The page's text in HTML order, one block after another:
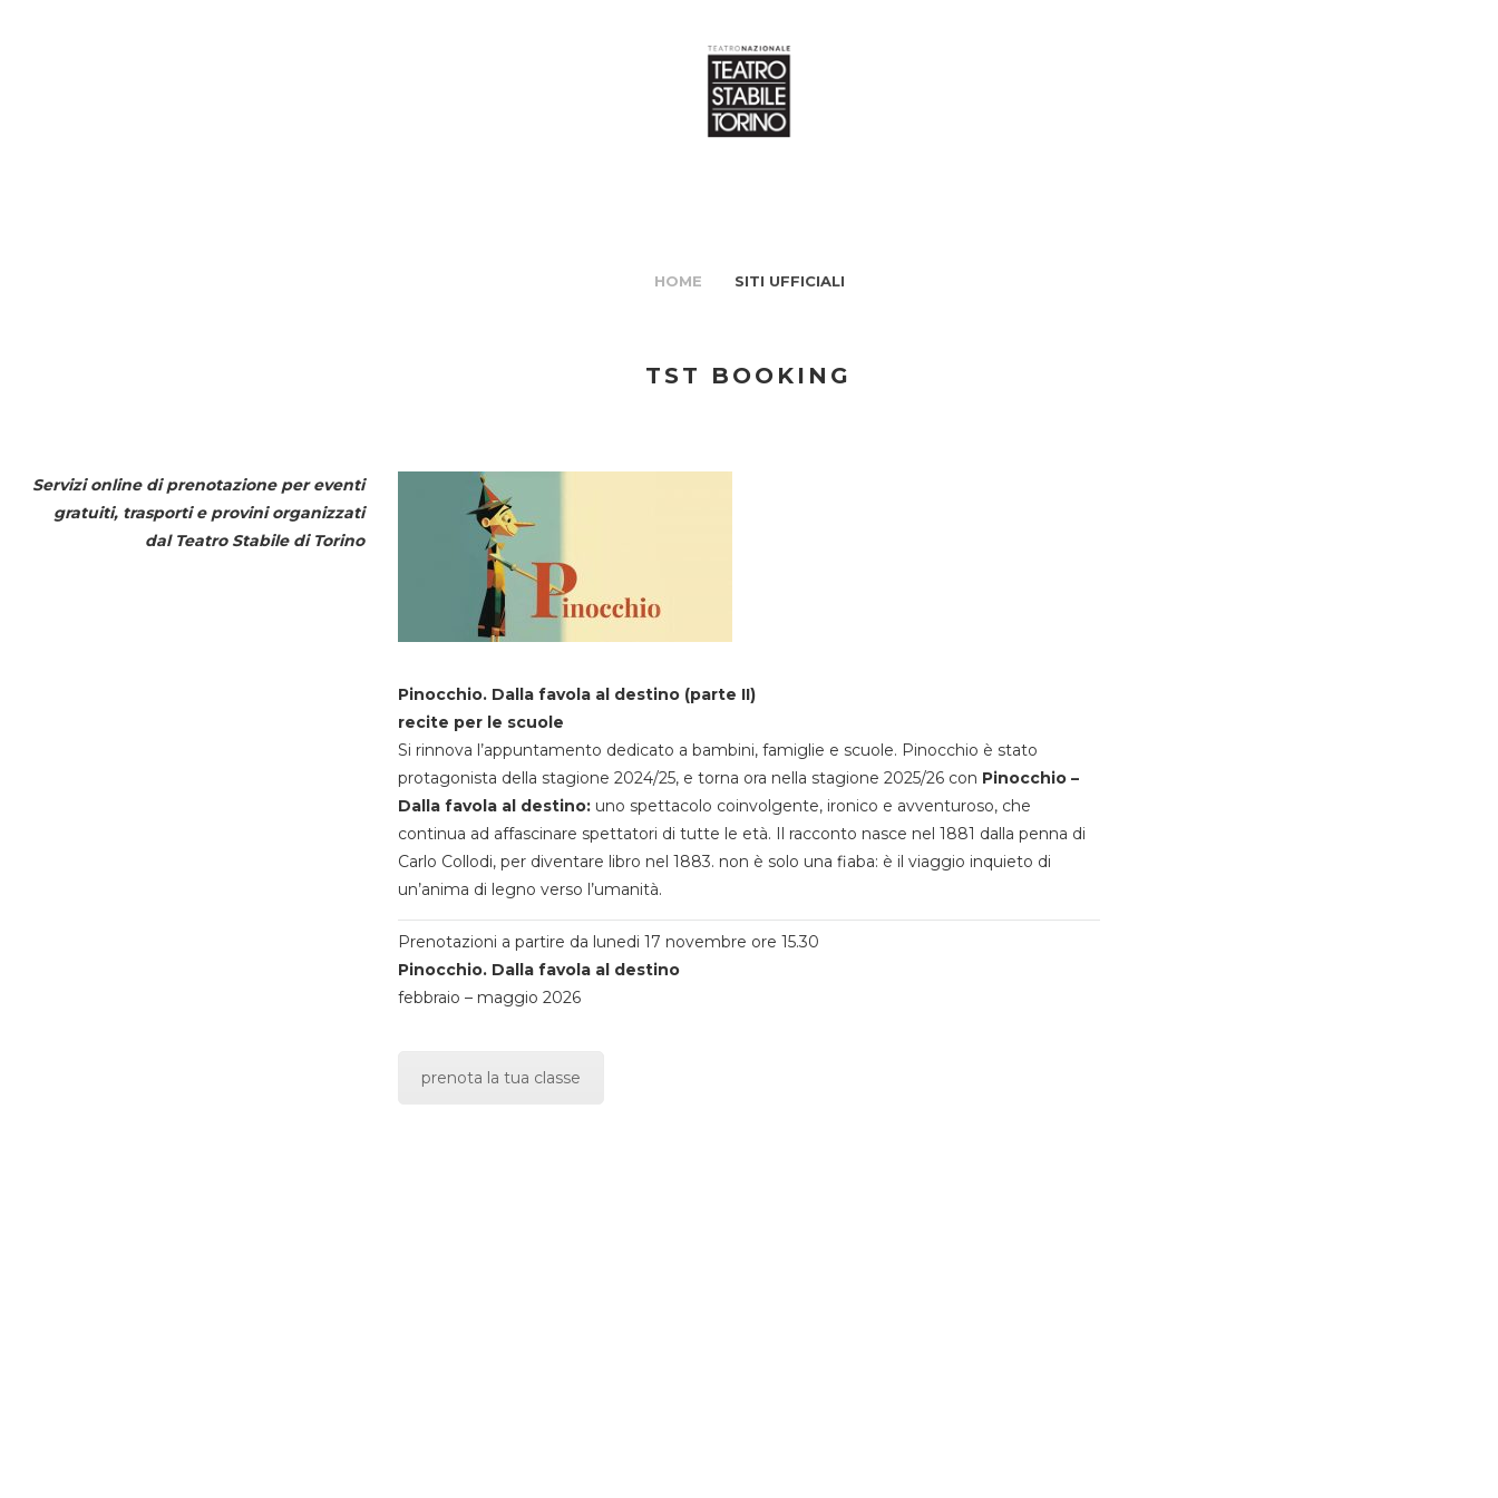
HOME SITI UFFICIALI
TST BOOKING
Servizi online di prenotazione per eventi
gratuiti, trasporti e provini organizzati
dal Teatro Stabile di Torino
Pinocchio. Dalla favola al destino (parte II)
recite per le scuole
Si rinnova l’appuntamento dedicato a bambini, famiglie e scuole. Pinocchio è stato
protagonista della stagione 2024/25, e torna ora nella stagione 2025/26 con Pinocchio –
Dalla favola al destino:uno spettacolo coinvolgente, ironico e avventuroso, che
continua ad affascinare spettatori di tutte le età. Il racconto nasce nel 1881 dalla penna di
Carlo Collodi, per diventare libro nel 1883. non è solo una fiaba: è il viaggio inquieto di
un’anima di legno verso l’umanità.
Prenotazioni a partire da lunedi 17 novembre ore 15.30
Pinocchio. Dalla favola al destino
febbraio – maggio 2026
prenota la tua classe